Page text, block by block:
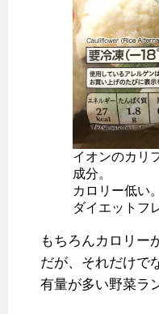
イオンのカリ
成分。
カロリー低い
ダイエットフ
もちろんカロリー
だが、それだけで
有量が多い野菜ラ